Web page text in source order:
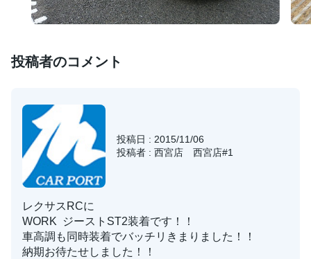
投稿者のコメント
投稿日 : 2015/11/06
投稿者 : 西宮店 西宮店#1
レクサスRCに
WORK ジーストST2装着です！！
車高調も同時装着でバッチリきまりました！！
納期お待たせしました！！